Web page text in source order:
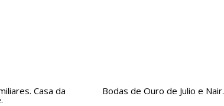
Casa da Bodas de Ouro de Julio e Nair.